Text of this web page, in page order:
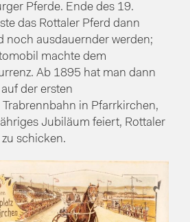
Pferde. Ende des 19.
das Rottaler Pferd dann
noch ausdauernder werden;
machte dem
Ab 1895 hat man dann
der ersten
in Pfarrkirchen,
Jubiläum feiert, Rottaler
schicken.